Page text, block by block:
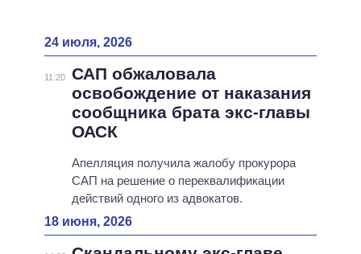
24 июля, 2026
11:20
САП обжаловала
освобождение от наказания
сообщника брата экс-главы
ОАСК
Апелляция получила жалобу прокурора
САП на решение о переквалификации
действий одного из адвокатов.
18 июня, 2026